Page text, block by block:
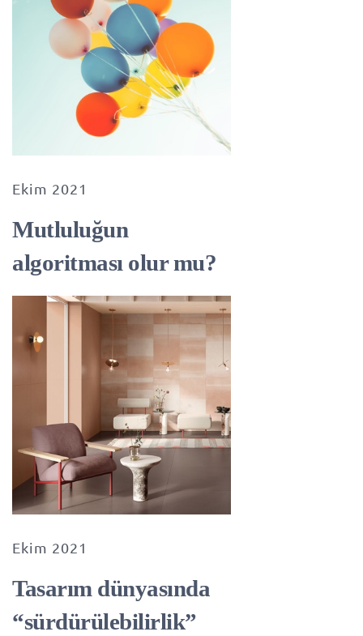
Ekim 2021
Mutluluğun
algoritması olur mu?
Ekim 2021
Tasarım dünyasında
“sürdürülebilirlik”